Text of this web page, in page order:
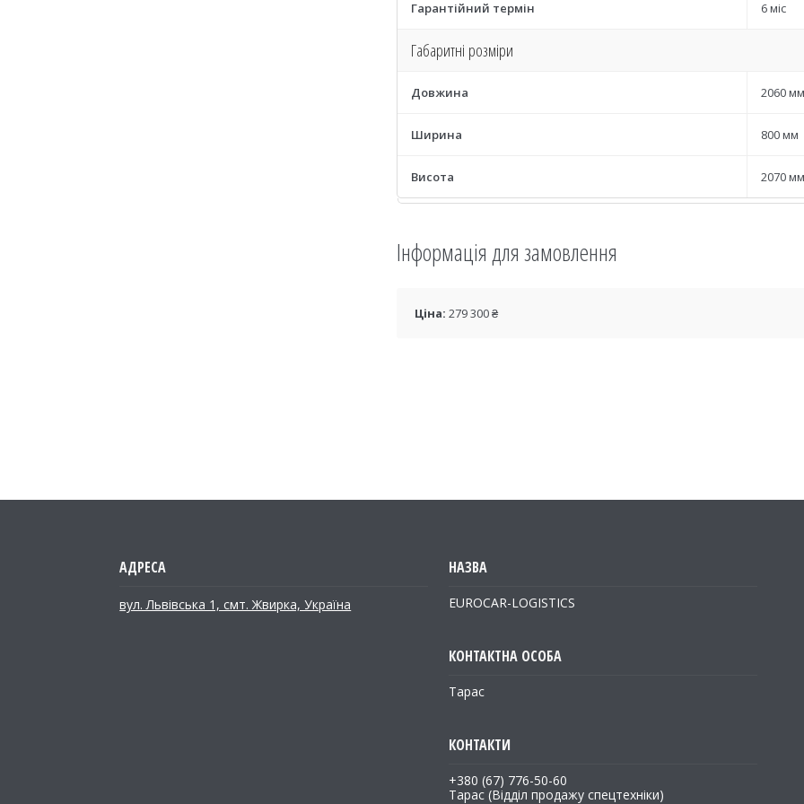
Гарантійний термін 6 міс
Габаритні розміри
Довжина 2060 мм
Ширина 800 мм
Висота 2070 мм
Інформація для замовлення
Ціна: 279 300 ₴
вул. Львівська 1, смт. Жвирка, Україна EUROCAR-LOGISTICS
Тарас
+380 (67) 776-50-60
Тарас (Відділ продажу спецтехніки)